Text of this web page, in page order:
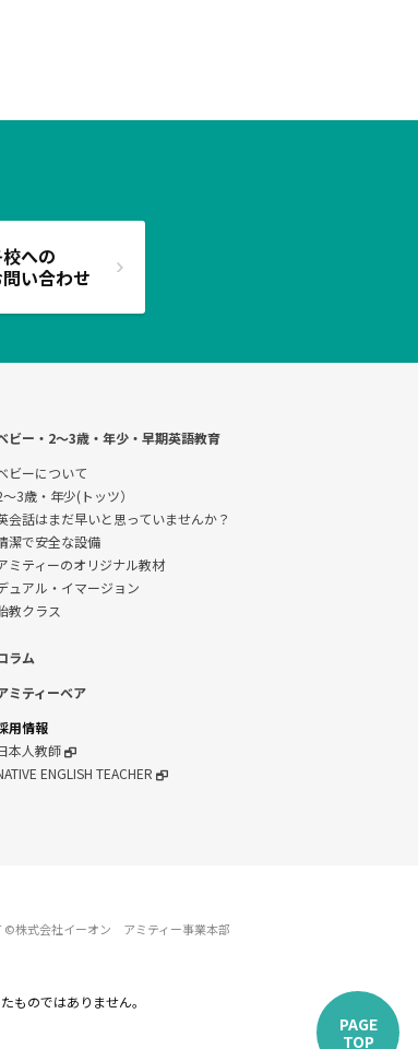
への
い合わせ
PAGE
TOP
ビー・2〜3歳・年少・早期英語教育
ビーについて
～3歳・年少(トッツ）
会話はまだ早いと思っていませんか？
潔で安全な設備
ミティーのオリジナル教材
ュアル・イマージョン
教クラス
ラム
ミティーベア
用情報
本人教師
ENGLISH TEACHER
©株式会社イーオン アミティー事業本部
ものではありません。